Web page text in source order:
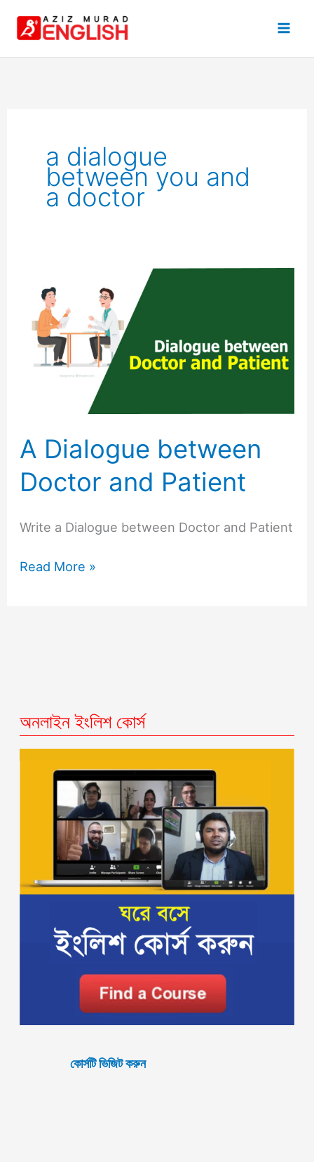
a dialogue
between you and
a doctor
A Dialogue between
Doctor and Patient
Write a Dialogue between Doctor and Patient
Dialogue
between
Doctor
Patient
Read More »
অনলাইন ইংলিশ কোর্স
কোর্সটি ভিজিট করুন